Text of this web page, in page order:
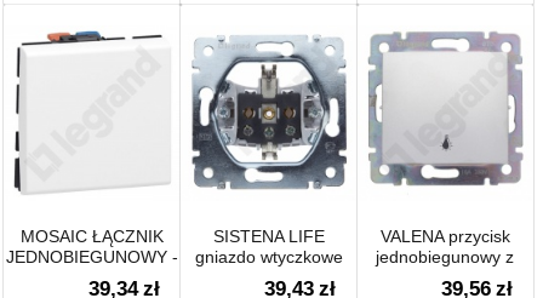
MOSAIC ŁĄCZNIK
JEDNOBIEGUNOWY -
2 MODUŁY BIAŁY
39,34 zł
SISTENA LIFE
gniazdo wtyczkowe
pojedyncze 2P+Z
39,43 zł
VALENA przycisk
jednobiegunowy z
symbolem lampy
39,56 zł